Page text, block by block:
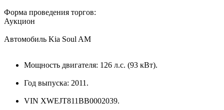
Форма проведения торгов:
Аукцион
Автомобиль Kia Soul AM
Мощность двигателя: 126 л.с. (93 кВт).
Год выпуска: 2011.
VIN XWEJT811BB0002039.